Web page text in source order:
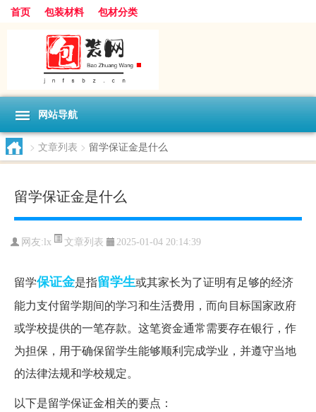
首页 包装材料 包材分类
网站导航
> 文章列表 > 留学保证金是什么
留学保证金是什么
网友: lx 文章列表 2025-01-04 20:14:39
留学保证金是指留学生或其家长为了证明有足够的经济
能力支付留学期间的学习和生活费用，而向目标国家政府
或学校提供的一笔存款。这笔资金通常需要存在银行，作
为担保，用于确保留学生能够顺利完成学业，并遵守当地
的法律法规和学校规定。
以下是留学保证金相关的要点：